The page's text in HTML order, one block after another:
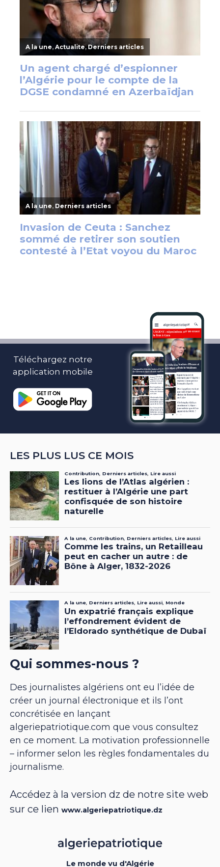
Téléchargez notre
application mobile
LES PLUS LUS CE MOIS
Qui sommes-nous ?
Des journalistes algériens ont eu l’idée de
créer un journal électronique et ils l’ont
concrétisée en lançant
algeriepatriotique.com que vous consultez
en ce moment. La motivation professionnelle
– informer selon les règles fondamentales du
journalisme.
Accédez à la version dz de notre site web
sur ce lien www.algeriepatriotique.dz
Le monde vu d'Algérie